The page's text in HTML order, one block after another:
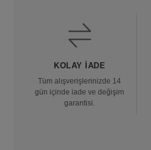
KOLAY İADE
Tüm alışverişlerinizde 14
gün içinde iade ve değişim
garantisi.